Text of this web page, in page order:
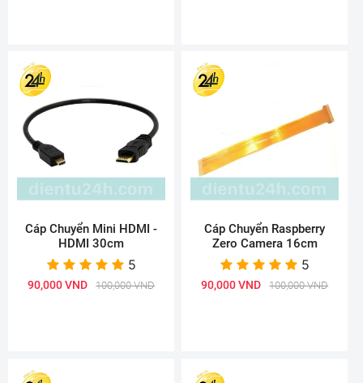
Cáp Chuyển Mini HDMI -
HDMI 30cm
5
90,000 VND 100,000 VND
Cáp Chuyển Raspberry
Zero Camera 16cm
5
90,000 VND 100,000 VND